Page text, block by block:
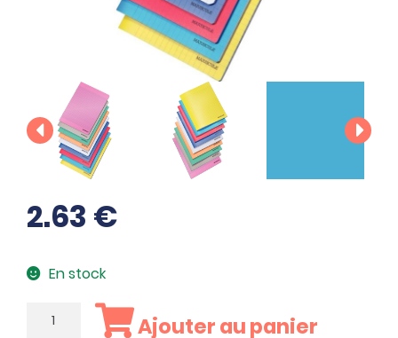
2.63 €
En stock
quantité
Ajouter au panier